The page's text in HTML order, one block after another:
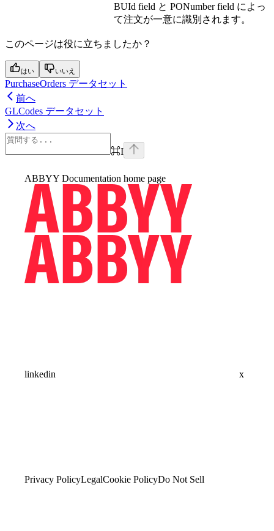
BUId field と PONumber field によっ
て注文が一意に識別されます。
このページは役に立ちましたか？
はい いいえ
PurchaseOrders データセット
前へ
GLCodes データセット
次へ
⌘I
ABBYY Documentation home page
linkedin x
Privacy PolicyLegalCookie PolicyDo Not Sell